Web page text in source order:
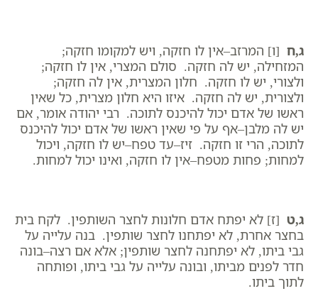
ג,ח [ו] המרזב–אין לו חזקה, ויש למקומו חזקה;
המזחילה, יש לה חזקה. סולם המצרי, אין לו חזקה;
ולצורי, יש לו חזקה. חלון המצרית, אין לה חזקה;
ולצורית, יש לה חזקה. איזו היא חלון מצרית, כל שאין
ראשו של אדם יכול להיכנס לתוכה. רבי יהודה אומר, אם
יש לה מלבן–אף על פי שאין ראשו של אדם יכול להיכנס
לתוכה, הרי זו חזקה. זיז–עד טפח–יש לו חזקה, ויכול
למחות; פחות מטפח–אין לו חזקה, ואינו יכול למחות.
ג,ט [ז] לא יפתח אדם חלונות לחצר השותפין. לקח בית
בחצר אחרת, לא יפתחנו לחצר שותפין. בנה עלייה על
גבי ביתו, לא יפתחנה לחצר שותפין; אלא אם רצה–בונה
חדר לפנים מביתו, ובונה עלייה על גבי ביתו, ופותחה
לתוך ביתו.